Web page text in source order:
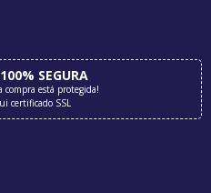
SEGURA
está protegida!
certificado SSL